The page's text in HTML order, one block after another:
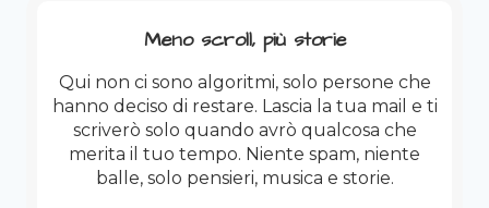
AL
PETTINE!
Meno scroll, più storie
Qui non ci sono algoritmi, solo persone che
hanno deciso di restare. Lascia la tua mail e ti
scriverò solo quando avrò qualcosa che
merita il tuo tempo. Niente spam, niente
balle, solo pensieri, musica e storie.